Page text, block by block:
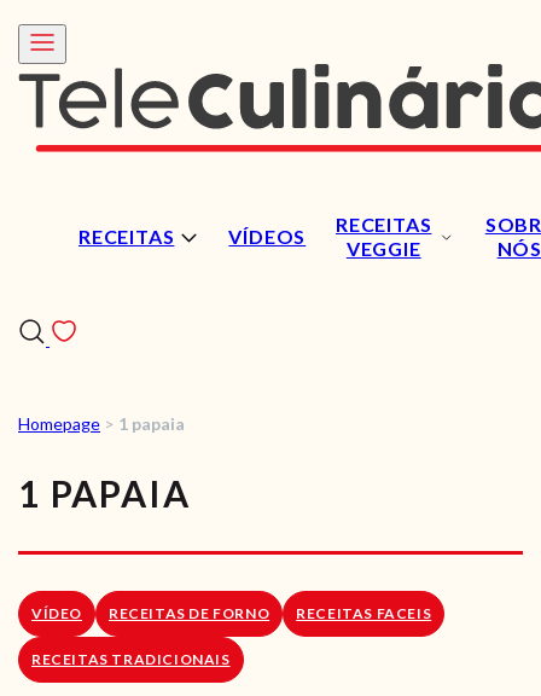
RECEITAS VÍDEOS
RECEITAS
VEGGIE
NÓS
RECEITAS VEGGIE
SOBRE NÓS
LOJA ONLINE
Homepage > 1 papaia
1 PAPAIA
VÍDEO RECEITAS DE FORNO RECEITAS FACEIS
RECEITAS TRADICIONAIS